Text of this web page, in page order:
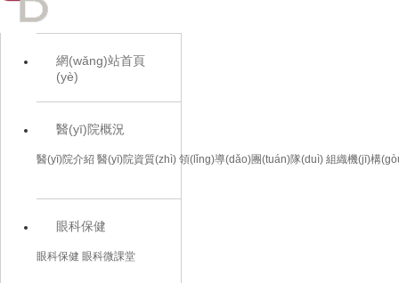
網(wǎng)站首頁
(yè)
醫(yī)院概況
醫(yī)院介紹 醫(yī)院資質(zhì) 領(lǐng)導(dǎo)團(tuán)隊(duì) 組織機(jī)構
眼科保健
眼科保健 眼科微課堂